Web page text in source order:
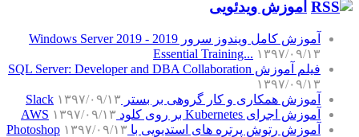
آموزش‌ ویدئویی
آموزش کامل ویندوز سرور 2019 - Windows Server 2019
Essential Training... ۱۳۹۷/۰۹/۱۳
فیلم آموزش SQL Server: Developer and DBA Collaboration
۱۳۹۷/۰۹/۱۳
آموزش همکاری و کار گروهی بر بستر Slack ۱۳۹۷/۰۹/۱۳
آموزش اجرای Kubernetes بر روی کلود AWS
۱۳۹۷/۰۹/۱۳
آموزش رتوش پرتره های استدیویی با Photoshop ۱۳۹۷/۰۹/۱۳